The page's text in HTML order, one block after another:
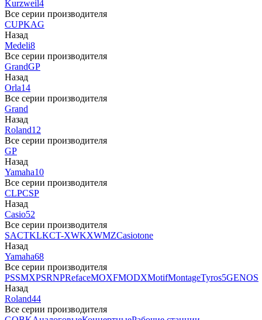
Kurzweil4
Все серии производителя
CUPKAG
Назад
Medeli8
Все серии производителя
GrandGP
Назад
Orla14
Все серии производителя
Grand
Назад
Roland12
Все серии производителя
GP
Назад
Yamaha10
Все серии производителя
CLPCSP
Назад
Casio52
Все серии производителя
SACTKLKCT-XWKXWMZCasiotone
Назад
Yamaha68
Все серии производителя
PSSMXPSRNPRefaceMOXFMODXMotifMontageTyros5GENOS
Назад
Roland44
Все серии производителя